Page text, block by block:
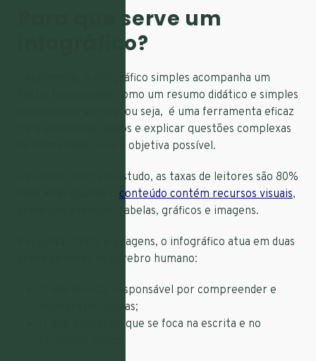
Para que serve um
infográfico?
Geralmente, o infográfico simples acompanha um
texto, funcionando como um resumo didático e simples
do conteúdo escrito, ou seja, é uma ferramenta eficaz
para apresentar dados e explicar questões complexas
da forma mais clara e objetiva possível.
De acordo com um estudo, as taxas de leitores são 80%
conteúdo contém recursos visuais,
como por exemplo, tabelas, gráficos e imagens.
Por juntar texto e imagens, o infográfico atua em duas
zonas distintas do cérebro humano:
O lado direito, responsável por compreender e
interpretar figuras;
O lado esquerdo, que se foca na escrita e no